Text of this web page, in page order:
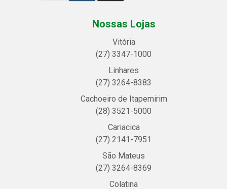
Nossas Lojas
Vitória
(27) 3347-1000
Linhares
(27) 3264-8383
Cachoeiro de Itapemirim
(28) 3521-5000
Cariacica
(27) 2141-7951
São Mateus
(27) 3264-8369
Colatina